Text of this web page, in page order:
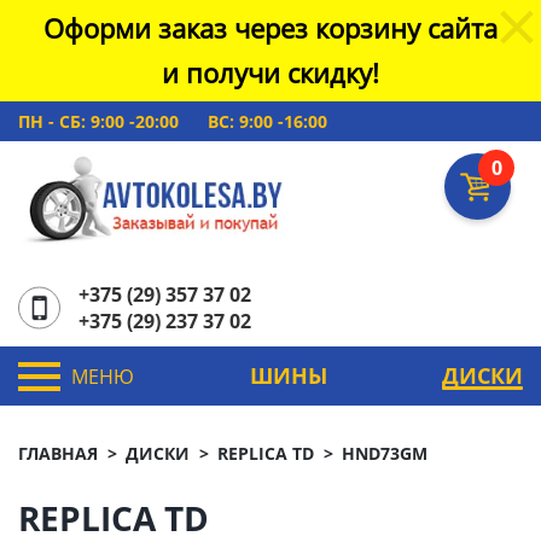
Оформи заказ через корзину сайта
и получи скидку!
ПН - СБ: 9:00 -20:00 ВС: 9:00 -16:00
0
+375 (29) 357 37 02
+375 (29) 237 37 02
МЕНЮ ШИНЫ ДИСКИ
ГЛАВНАЯ ДИСКИ REPLICA TD HND73GM
REPLICA TD